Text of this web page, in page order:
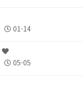
01-14
05-05